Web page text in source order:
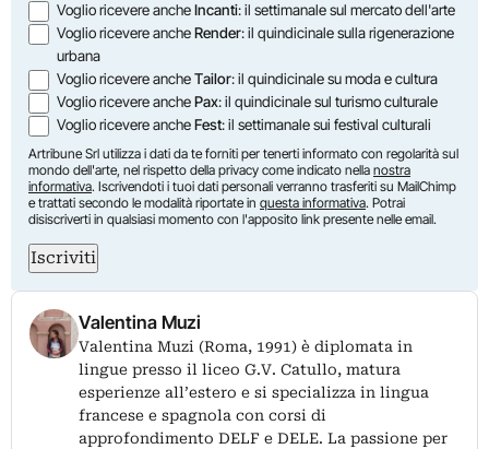
Voglio ricevere ancheIncanti: il settimanale sul mercato dell'arte
Voglio ricevere ancheRender: il quindicinale sulla rigenerazione
urbana
Voglio ricevere ancheTailor: il quindicinale su moda e cultura
Voglio ricevere anchePax: il quindicinale sul turismo culturale
Voglio ricevere ancheFest: il settimanale sui festival culturali
Artribune Srl utilizza i dati da te forniti per tenerti informato con regolarità sul
mondo dell'arte, nel rispetto della privacy come indicato nella nostra
informativa. Iscrivendoti i tuoi dati personali verranno trasferiti su MailChimp
e trattati secondo le modalità riportate in questa informativa. Potrai
disiscriverti in qualsiasi momento con l'apposito link presente nelle email.
Iscriviti
Valentina Muzi
Valentina Muzi (Roma, 1991) è diplomata in
lingue presso il liceo G.V. Catullo, matura
esperienze all’estero e si specializza in lingua
francese e spagnola con corsi di
approfondimento DELF e DELE. La passione per